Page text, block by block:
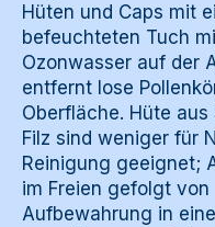
Hüten und Caps mit
befeuchteten Tuch
Ozonwasser auf der
entfernt lose
Oberfläche. Hüte
Filz sind weniger für
Reinigung geeignet;
im Freien gefolgt von
Aufbewahrung in